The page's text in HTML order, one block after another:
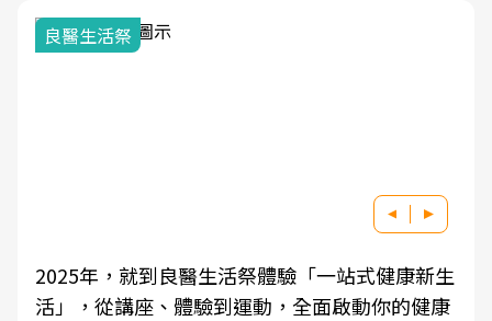
良醫生活祭
2025年，就到良醫生活祭體驗「一站式健康新生
活」，從講座、體驗到運動，全面啟動你的健康